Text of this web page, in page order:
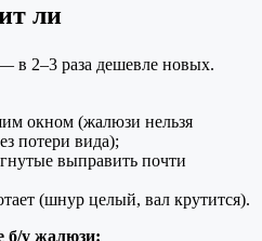
ли
в 2–3 раза дешевле новых.
окном (жалюзи нельзя
потери вида);
выправить почти
(шнур целый, вал крутится).
б/у жалюзи: